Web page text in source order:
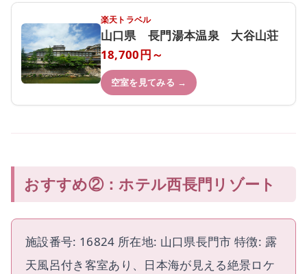
楽天トラベル
山口県 長門湯本温泉 大谷山荘
18,700円～
空室を見てみる →
おすすめ②：ホテル西長門リゾート
施設番号: 16824 所在地: 山口県長門市 特徴: 露
天風呂付き客室あり、日本海が見える絶景ロケ